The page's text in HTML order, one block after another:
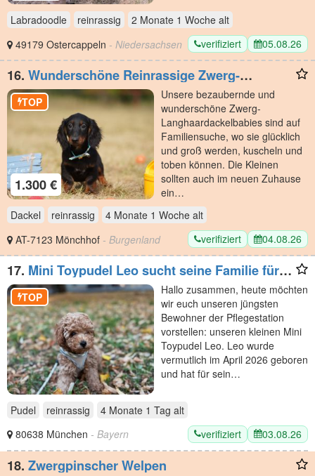
Labradoodle reinrassig 2 Monate 1 Woche alt
49179 Ostercappeln - Niedersachsen verifiziert 05.08.26
16. Wunderschöne Reinrassige Zwerg-
Langhaardackel Welpen auf Familiensuche
1.300 €
TOP
Unsere bezaubernde und
wunderschöne Zwerg-
Langhaardackelbabies sind auf
Familiensuche, wo sie glücklich
und groß werden, kuscheln und
toben können. Die Kleinen
sollten auch im neuen Zuhause
ein…
Dackel
reinrassig 4 Monate 1 Woche alt
AT-7123 Mönchhof - Burgenland verifiziert 04.08.26
17. Mini Toypudel Leo sucht seine Familie fürs
Leben
TOP
Hallo zusammen, heute möchten
wir euch unseren jüngsten
Bewohner der Pflegestation
vorstellen: unseren kleinen Mini
Toypudel Leo. Leo wurde
vermutlich im April 2026 geboren
und hat für sein…
Pudel reinrassig 4 Monate 1 Tag alt
80638 München - Bayern verifiziert 03.08.26
18. Zwergpinscher Welpen